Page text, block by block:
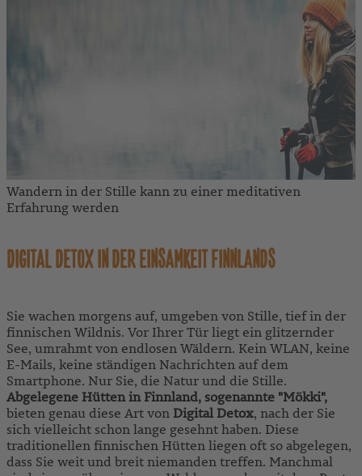
Wandern in der Stille kann zu einer meditativen
Erfahrung werden
DIGITAL DETOX IN DER EINSAMKEIT FINNLANDS
Sie wachen morgens auf, umgeben von Stille, tief in der
finnischen Wildnis. Vor Ihrer Tür liegt ein glitzernder
See, umrahmt von endlosen Wäldern. Kein WLAN, keine
E-Mails, keine ständigen Nachrichten auf dem
Smartphone. Nur Sie, die Natur und die Stille.
Abgelegene Hütten in Finnland, sogenannte "Mökki",
bieten genau diese Art von Digital Detox, nach der Sie
sich vielleicht schon lange gesehnt haben. Diese
traditionellen finnischen Hütten liegen oft so abgelegen,
dass Sie weit und breit niemanden treffen. Manchmal